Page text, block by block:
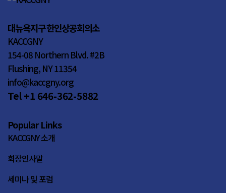
대뉴욕지구 한인상공회의소
KACCGNY
154-08 Northern Blvd. #2B
Flushing, NY 11354
info@kaccgny.org
Tel +1 646-362-5882
Popular Links
KACCGNY 소개
회장인사말
세미나 및 포럼